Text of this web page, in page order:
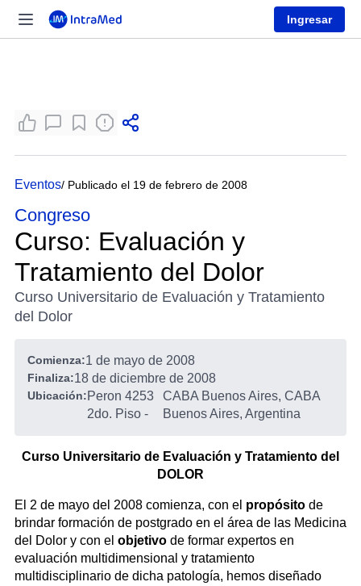
Ingresar
Eventos/ Publicado el 19 de febrero de 2008
Congreso
Curso: Evaluación y
Tratamiento del Dolor
Curso Universitario de Evaluación y Tratamiento
del Dolor
Comienza:1 de mayo de 2008
Finaliza:18 de diciembre de 2008
Ubicación:Peron 4253
2do. Piso -
CABA Buenos Aires, CABA
Buenos Aires, Argentina
Curso Universitario de Evaluación y Tratamiento del
DOLOR
El 2 de mayo del 2008 comienza, con el propósito de
brindar formación de postgrado en el área de las Medicina
del Dolor y con el objetivo de formar expertos en
evaluación multidimensional y tratamiento
multidisciplinario de dicha patología, hemos diseñado